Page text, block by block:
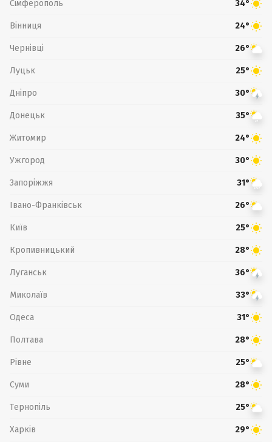
Сімферополь 34°
Вінниця 24°
Чернівці 26°
Луцьк 25°
Дніпро 30°
Донецьк 35°
Житомир 24°
Ужгород 30°
Запоріжжя 31°
Івано-Франківськ 26°
Київ 25°
Кропивницький 28°
Луганськ 36°
Миколаїв 33°
Одеса 31°
Полтава 28°
Рівне 25°
Суми 28°
Тернопіль 25°
Харків 29°